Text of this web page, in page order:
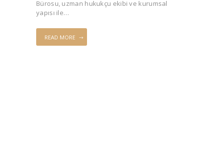
Bürosu, uzman hukukçu ekibi ve kurumsal
yapısı ile…
READ MORE